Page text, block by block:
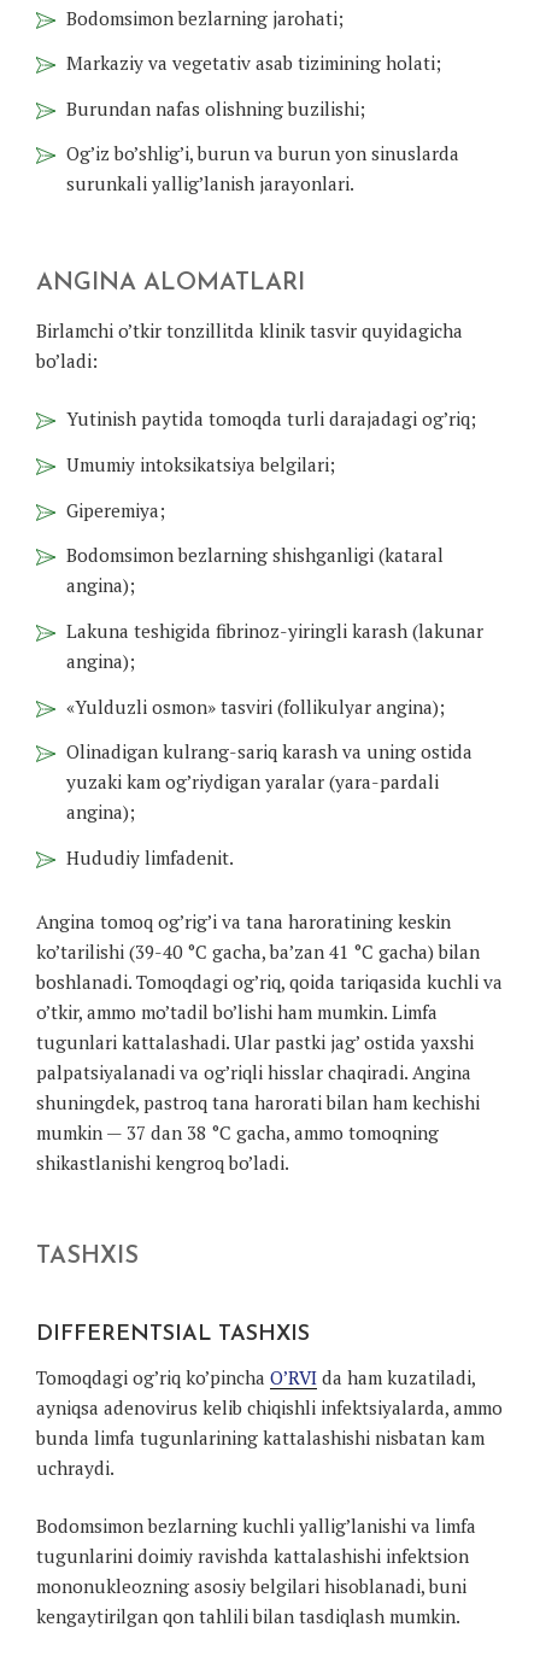
Bodomsimon bezlarning jarohati;
Markaziy va vegetativ asab tizimining holati;
Burundan nafas olishning buzilishi;
Og’iz bo’shlig’i, burun va burun yon sinuslarda
surunkali yallig’lanish jarayonlari.
ANGINA ALOMATLARI
Birlamchi o’tkir tonzillitda klinik tasvir quyidagicha
bo’ladi:
Yutinish paytida tomoqda turli darajadagi og’riq;
Umumiy intoksikatsiya belgilari;
Giperemiya;
Bodomsimon bezlarning shishganligi (kataral
angina);
Lakuna teshigida fibrinoz-yiringli karash (lakunar
angina);
«Yulduzli osmon» tasviri (follikulyar angina);
Olinadigan kulrang-sariq karash va uning ostida
yuzaki kam og’riydigan yaralar (yara-pardali
angina);
Hududiy limfadenit.
Angina tomoq og’rig’i va tana haroratining keskin
ko’tarilishi (39-40 °C gacha, ba’zan 41 °C gacha) bilan
boshlanadi. Tomoqdagi og’riq, qoida tariqasida kuchli va
o’tkir, ammo mo’tadil bo’lishi ham mumkin. Limfa
tugunlari kattalashadi. Ular pastki jag’ ostida yaxshi
palpatsiyalanadi va og’riqli hisslar chaqiradi. Angina
shuningdek, pastroq tana harorati bilan ham kechishi
mumkin — 37 dan 38 °C gacha, ammo tomoqning
shikastlanishi kengroq bo’ladi.
TASHXIS
DIFFERENTSIAL TASHXIS
Tomoqdagi og’riq ko’pincha O’RVI da ham kuzatiladi,
ayniqsa adenovirus kelib chiqishli infektsiyalarda, ammo
bunda limfa tugunlarining kattalashishi nisbatan kam
uchraydi.
Bodomsimon bezlarning kuchli yallig’lanishi va limfa
tugunlarini doimiy ravishda kattalashishi infektsion
mononukleozning asosiy belgilari hisoblanadi, buni
kengaytirilgan qon tahlili bilan tasdiqlash mumkin.